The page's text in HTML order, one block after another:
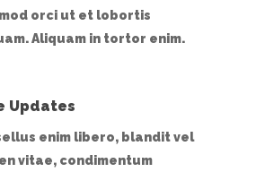
orci ut et lobortis
Aliquam in tortor enim.
Updates
enim libero, blandit vel
vitae, condimentum